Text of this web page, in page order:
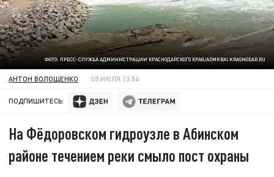
ФОТО: ПРЕСС-СЛУЖБА АДМИНИСТРАЦИИ КРАСНОДАРСКОГО КРАЯ/ADMKRAI.KRASNODAR.RU
АНТОН ВОЛОЩЕНКО 08 ИЮЛЯ 13:54
ПОДПИШИТЕСЬ:
На Фёдоровском гидроузле в Абинском
районе течением реки смыло пост охраны